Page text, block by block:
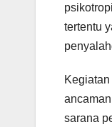
tertentu
sarana